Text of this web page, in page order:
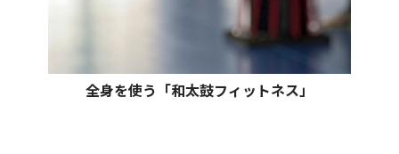
全身を使う「和太鼓フィットネス」